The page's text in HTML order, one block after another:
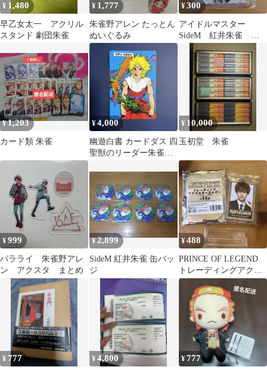
¥ 1,480
早乙女太一 アクリル
スタンド 劇団朱雀
¥ 1,777
朱雀野アレン たっとん
ぬいぐるみ
¥300
アイドルマスター
SideM 紅井朱雀 ア
¥1,203
カード類 朱雀
¥4,000
幽遊白書 カードダス 四
聖獣のリーダー朱雀
¥ 10,000
玉初堂 朱雀
¥999
パラライ 朱雀野アレ
ン アクスタ まとめ
¥2,899
SideM 紅井朱雀 缶バッ
ジ
¥488
PRINCE OF LEGEND
トレーディングアクリ
ルキーホルダー（朱雀
奏）
¥ 777 ¥4,800 ¥777